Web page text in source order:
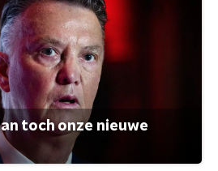
toch onze nieuwe